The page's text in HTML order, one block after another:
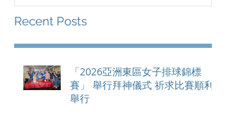
Recent Posts
「2026亞洲東區女子排球錦標
賽」 舉行拜神儀式 祈求比賽順利
舉行